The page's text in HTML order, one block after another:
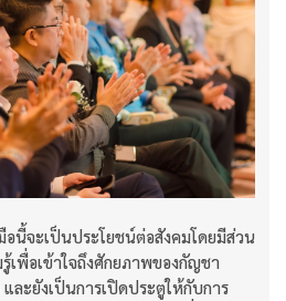
นี้จะเป็นประโยชน์ต่อสังคมโดยมีส่วน
พื่อเข้าใจถึงศักยภาพของกัญชา
ละยังเป็นการเปิดประตูให้กับการ